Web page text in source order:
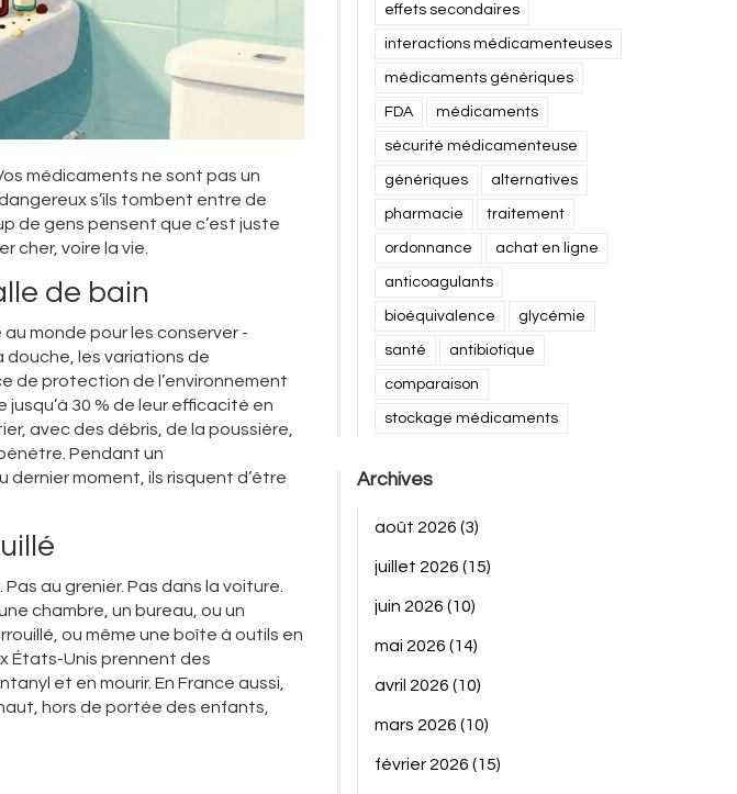
médicaments ne sont pas un
s’ils tombent entre de
de gens pensent que c’est juste
cher, voire la vie.
de bain
monde pour les conserver -
douche, les variations de
de protection de l’environnement
30 % de leur efficacité en
avec des débris, de la poussière,
Pendant un
dernier moment, ils risquent d’être
au grenier. Pas dans la voiture.
chambre, un bureau, ou un
ou même une boîte à outils en
États-Unis prennent des
et en mourir. En France aussi,
hors de portée des enfants,
effets secondaires
interactions médicamenteuses
médicaments génériques
FDA médicaments
sécurité médicamenteuse
génériques alternatives
pharmacie traitement
ordonnance achat en ligne
anticoagulants
bioéquivalence glycémie
santé antibiotique
comparaison
stockage médicaments
Archives
août 2026 (3)
juillet 2026 (15)
juin 2026 (10)
mai 2026 (14)
avril 2026 (10)
mars 2026 (10)
février 2026 (15)